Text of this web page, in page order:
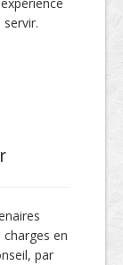
en
par